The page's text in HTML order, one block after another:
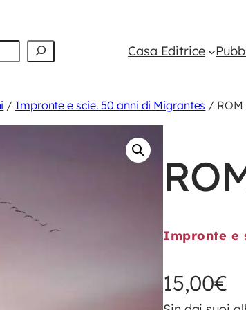
Casa Editrice
/ Impronte e scie. 50 anni di Migrantes / ROM
Impronte e
15,00€